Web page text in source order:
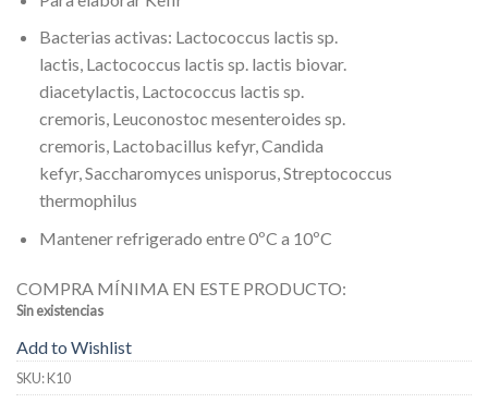
Bacterias activas: Lactococcus lactis sp.
lactis, Lactococcus lactis sp. lactis biovar.
diacetylactis, Lactococcus lactis sp.
cremoris, Leuconostoc mesenteroides sp.
cremoris, Lactobacillus kefyr, Candida
kefyr, Saccharomyces unisporus, Streptococcus
thermophilus
Mantener refrigerado entre 0ºC a 10ºC
COMPRA MÍNIMA EN ESTE PRODUCTO:
Sin existencias
Add to Wishlist
SKU:K10